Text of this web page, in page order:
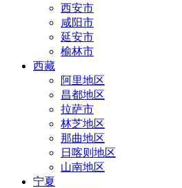
西安市
咸阳市
延安市
榆林市
西藏
阿里地区
昌都地区
拉萨市
林芝地区
那曲地区
日喀则地区
山南地区
宁夏